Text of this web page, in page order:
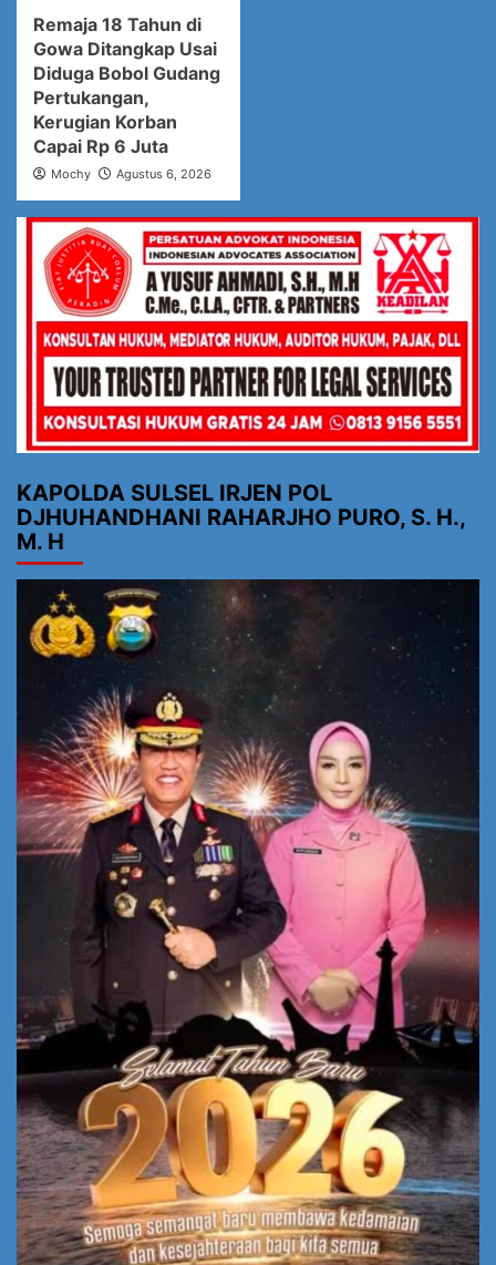
Remaja 18 Tahun di
Gowa Ditangkap Usai
Diduga Bobol Gudang
Pertukangan,
Kerugian Korban
Capai Rp 6 Juta
Mochy Agustus 6, 2026
KAPOLDA SULSEL IRJEN POL
DJHUHANDHANI RAHARJHO PURO, S. H.,
M. H